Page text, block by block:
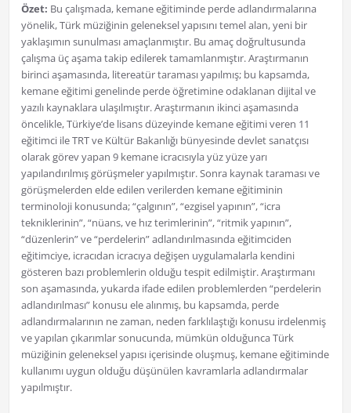
Özet: Bu çalışmada, kemane eğitiminde perde adlandırmalarına
yönelik, Türk müziğinin geleneksel yapısını temel alan, yeni bir
yaklaşımın sunulması amaçlanmıştır. Bu amaç doğrultusunda
çalışma üç aşama takip edilerek tamamlanmıştır. Araştırmanın
birinci aşamasında, litereatür taraması yapılmış; bu kapsamda,
kemane eğitimi genelinde perde öğretimine odaklanan dijital ve
yazılı kaynaklara ulaşılmıştır. Araştırmanın ikinci aşamasında
öncelikle, Türkiye’de lisans düzeyinde kemane eğitimi veren 11
eğitimci ile TRT ve Kültür Bakanlığı bünyesinde devlet sanatçısı
olarak görev yapan 9 kemane icracısıyla yüz yüze yarı
yapılandırılmış görüşmeler yapılmıştır. Sonra kaynak taraması ve
görüşmelerden elde edilen verilerden kemane eğitiminin
terminoloji konusunda; “çalgının”, “ezgisel yapının”, “icra
tekniklerinin”, “nüans, ve hız terimlerinin”, “ritmik yapının”,
“düzenlerin” ve “perdelerin” adlandırılmasında eğitimciden
eğitimciye, icracıdan icracıya değişen uygulamalarla kendini
gösteren bazı problemlerin olduğu tespit edilmiştir. Araştırmanı
son aşamasında, yukarda ifade edilen problemlerden “perdelerin
adlandırılması” konusu ele alınmış, bu kapsamda, perde
adlandırmalarının ne zaman, neden farklılaştığı konusu irdelenmiş
ve yapılan çıkarımlar sonucunda, mümkün olduğunca Türk
müziğinin geleneksel yapısı içerisinde oluşmuş, kemane eğitiminde
kullanımı uygun olduğu düşünülen kavramlarla adlandırmalar
yapılmıştır.